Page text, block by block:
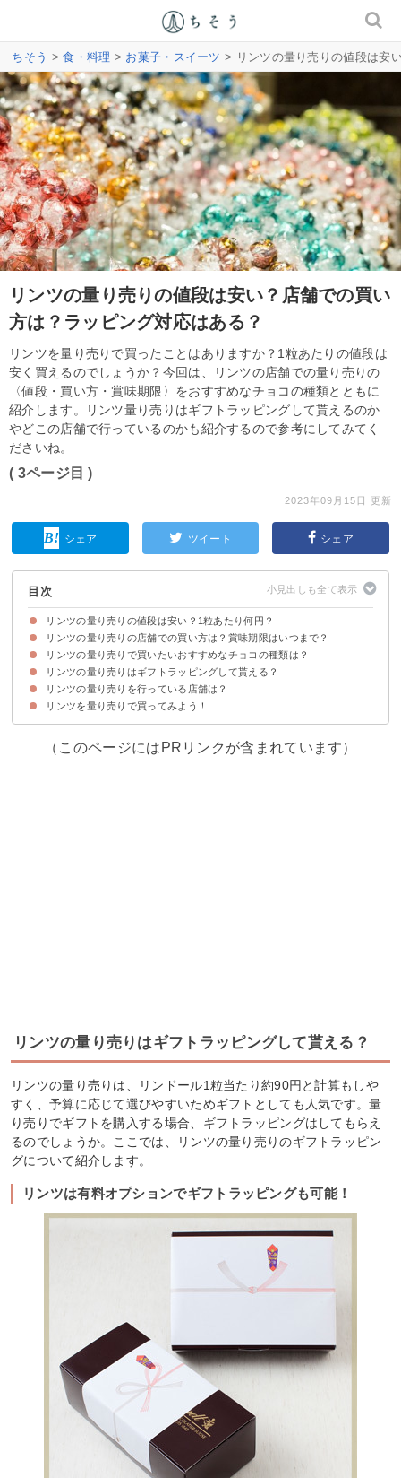
ちそう >食・料理 > お菓子・スイーツ > リンツの量り売りの値段は安
リンツの量り売りの値段は安い？店舗での買い
方は？ラッピング対応はある？
リンツを量り売りで買ったことはありますか？1粒あたりの値段は
安く買えるのでしょうか？今回は、リンツの店舗での量り売りの
〈値段・買い方・賞味期限〉をおすすめなチョコの種類とともに
紹介します。リンツ量り売りはギフトラッピングして貰えるのか
やどこの店舗で行っているのかも紹介するので参考にしてみてく
ださいね。
( 3ページ目 )
2023年09月15日 更新
シェア ツイート シェア
目次
リンツの量り売りの値段は安い？1粒あたり何円？
リンツを量り売りで購入した場合の値段は1粒あたり「90円」ほど
ちなみにリンツをより安く買いたい人は「コストコ」がおすすめ
リンツの量り売りの店舗での買い方は？賞味期限はいつまで？
量り売り用の袋をもらって好きなリンツを詰めるだけ
量り売りで購入したリンツの賞味期限は1ヶ月を目安に食べよう
リンツの量り売りで買いたいおすすめなチョコの種類は？
人気5位：ヘーゼルナッツ
人気4位：ダーク
人気3位：抹茶
人気2位：キャラメル
人気1位：ミルク
リンツの量り売りはギフトラッピングして貰える？
リンツは有料オプションでギフトラッピングも可能！
ギフト感強めが良い人はリンツの「プチギフト」を利用するのがおすすめ
リンツの量り売りを行っている店舗は？
リンツ直営店であれば量り売りで購入できる
リンツを量り売りで買ってみよう！
（このページにはPRリンクが含まれています）
リンツの量り売りはギフトラッピングして貰える？
リンツの量り売りは、リンドール1粒当たり約90円と計算もしや
すく、予算に応じて選びやすいためギフトとしても人気です。量
り売りでギフトを購入する場合、ギフトラッピングはしてもらえ
るのでしょうか。ここでは、リンツの量り売りのギフトラッピン
グについて紹介します。
リンツは有料オプションでギフトラッピングも可能！